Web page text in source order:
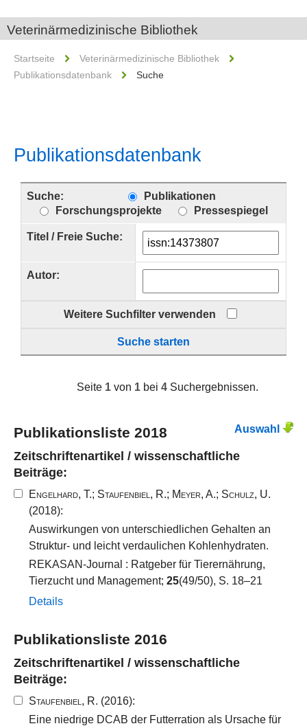
Veterinärmedizinische Bibliothek
Startseite
Veterinärmedizinische Bibliothek
Publikationsdatenbank
Suche
Publikationsdatenbank
Suche:
Publikationen
Forschungsprojekte
Pressespiegel
Titel / Freie Suche:
Autor:
Weitere Suchfilter verwenden
Suche starten
Seite 1von 1bei 4Suchergebnissen.
Auswahl
Publikationsliste 2018
Zeitschriftenartikel / wissenschaftliche
Beiträge:
Engelhard, T.; Staufenbiel, R.; Meyer, A.; Schulz, U.
(2018):
Auswirkungen von unterschiedlichen Gehalten an
Struktur- und leicht verdaulichen Kohlenhydraten.
REKASAN-Journal : Ratgeber für Tierernährung,
Tierzucht und Management; 25(49/50), S. 18–21
Details
Publikationsliste 2016
Zeitschriftenartikel / wissenschaftliche
Beiträge:
Staufenbiel, R. (2016):
Eine niedrige DCAB der Futterration als Ursache für